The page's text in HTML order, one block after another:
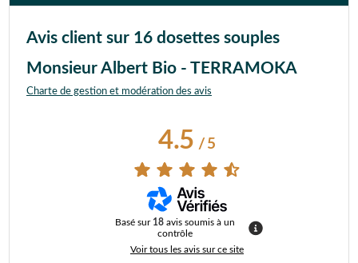
Avis client sur 16 dosettes souples
Monsieur Albert Bio - TERRAMOKA
Charte de gestion et modération des avis
4.5/ 5
Basé sur 18 avis soumis à un
contrôle
Voir tous les avis sur ce site